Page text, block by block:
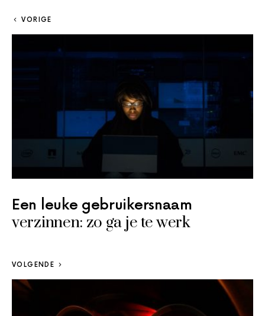
VORIGE
Een leuke gebruikersnaam
verzinnen: zo ga je te werk
VOLGENDE